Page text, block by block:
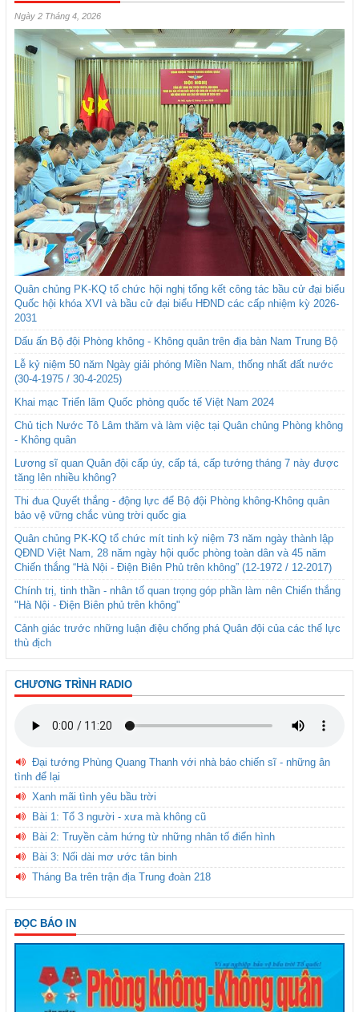
Ngày 2 Tháng 4, 2026
Quân chủng PK-KQ tổ chức hội nghị tổng kết công tác bầu cử đại biểu
Quốc hội khóa XVI và bầu cử đại biểu HĐND các cấp nhiệm kỳ 2026-
2031
Dấu ấn Bộ đội Phòng không - Không quân trên địa bàn Nam Trung Bộ
Lễ kỷ niệm 50 năm Ngày giải phóng Miền Nam, thống nhất đất nước
(30-4-1975 / 30-4-2025)
Khai mạc Triển lãm Quốc phòng quốc tế Việt Nam 2024
Chủ tịch Nước Tô Lâm thăm và làm việc tại Quân chủng Phòng không
- Không quân
Lương sĩ quan Quân đội cấp úy, cấp tá, cấp tướng tháng 7 này được
tăng lên nhiều không?
Thi đua Quyết thắng - động lực để Bộ đội Phòng không-Không quân
bảo vệ vững chắc vùng trời quốc gia
Quân chủng PK-KQ tổ chức mít tinh kỷ niệm 73 năm ngày thành lập
QĐND Việt Nam, 28 năm ngày hội quốc phòng toàn dân và 45 năm
Chiến thắng “Hà Nội - Điện Biên Phủ trên không” (12-1972 / 12-2017)
Chính trị, tinh thần - nhân tố quan trọng góp phần làm nên Chiến thắng
"Hà Nội - Điện Biên phủ trên không"
Cảnh giác trước những luận điệu chống phá Quân đội của các thế lực
thù địch
CHƯƠNG TRÌNH RADIO
Đại tướng Phùng Quang Thanh với nhà báo chiến sĩ - những ân
tình để lại
Xanh mãi tình yêu bầu trời
Bài 1: Tổ 3 người - xưa mà không cũ
Bài 2: Truyền cảm hứng từ những nhân tố điển hình
Bài 3: Nối dài mơ ước tân binh
Tháng Ba trên trận địa Trung đoàn 218
ĐỌC BÁO IN